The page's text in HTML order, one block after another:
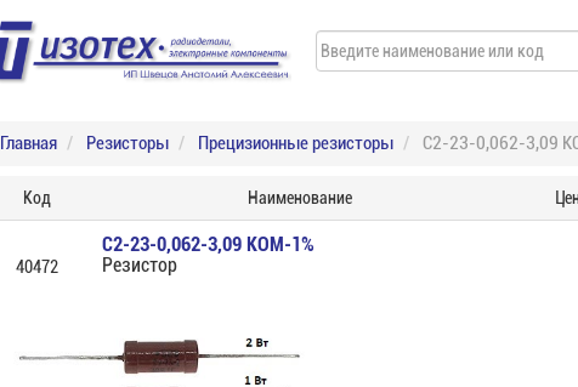
Главная Резисторы Прецизионные резисторы С2-23-0,062-3,09
Код Наименование
40472
С2-23-0,062-3,09 КОМ-1%
Резистор